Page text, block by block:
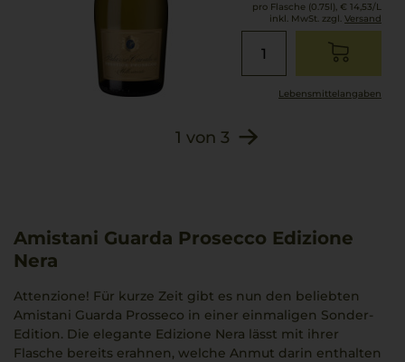
pro Flasche (0.75l), € 14,53/L
inkl. MwSt. zzgl. Versand
Lebensmittel­angaben
1 von 3
Amistani Guarda Prosecco Edizione
Nera
Attenzione! Für kurze Zeit gibt es nun den beliebten
Amistani Guarda Prosseco in einer einmaligen Sonder-
Edition. Die elegante Edizione Nera lässt mit ihrer
Flasche bereits erahnen, welche Anmut darin enthalten